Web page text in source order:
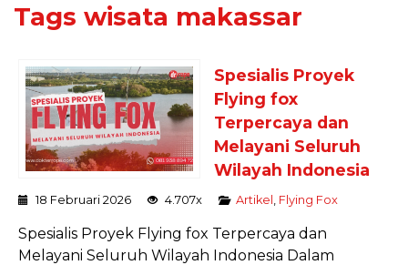
Tags wisata makassar
Spesialis Proyek
Flying fox
Terpercaya dan
Melayani Seluruh
Wilayah Indonesia
18 Februari 2026 4.707x Artikel Flying Fox
Spesialis Proyek Flying fox Terpercaya dan
Melayani Seluruh Wilayah Indonesia Dalam